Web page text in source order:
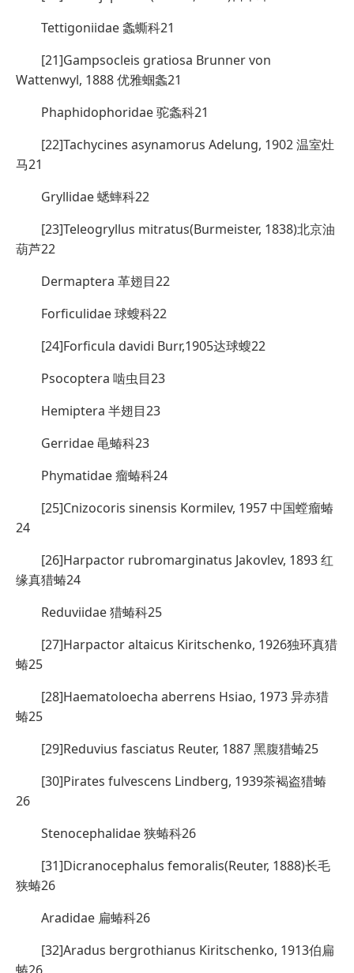
Tettigoniidae 螽蟖科21
[21]Gampsocleis gratiosa Brunner von
Wattenwyl, 1888 优雅蝈螽21
Phaphidophoridae 驼螽科21
[22]Tachycines asynamorus Adelung, 1902 温室灶
马21
Gryllidae 蟋蟀科22
[23]Teleogryllus mitratus(Burmeister, 1838)北京油
葫芦22
Dermaptera 革翅目22
Forficulidae 球螋科22
[24]Forficula davidi Burr,1905达球螋22
Psocoptera 啮虫目23
Hemiptera 半翅目23
Gerridae 黾蝽科23
Phymatidae 瘤蝽科24
[25]Cnizocoris sinensis Kormilev, 1957 中国螳瘤蝽
24
[26]Harpactor rubromarginatus Jakovlev, 1893 红
缘真猎蝽24
Reduviidae 猎蝽科25
[27]Harpactor altaicus Kiritschenko, 1926独环真猎
蝽25
[28]Haematoloecha aberrens Hsiao, 1973 异赤猎
蝽25
[29]Reduvius fasciatus Reuter, 1887 黑腹猎蝽25
[30]Pirates fulvescens Lindberg, 1939茶褐盗猎蝽
26
Stenocephalidae 狭蝽科26
[31]Dicranocephalus femoralis(Reuter, 1888)长毛
狭蝽26
Aradidae 扁蝽科26
[32]Aradus bergrothianus Kiritschenko, 1913伯扁